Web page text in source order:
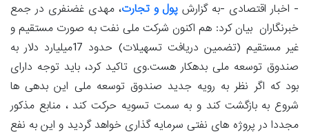
- اخبار اقتصادی -به گزارش پول و تجارت، مهدی غضنفری در جمع
خبرنگاران بیان کرد: هم اکنون شرکت ملی نفت به صورت مستقیم و
غیر مستقیم (تضمین دریافت تسهیلات) حدود 17میلیارد دلار به
صندوق توسعه ملی بدهکار هست.وی تاکید کرد، باید توجه دارای
بود که اگر نظر به رویه جدید صندوق توسعه ملی این بدهی ها
شروع به بازگشت کند و به سمت تسویه حرکت کند ، منابع مذکور
مجددا در پروژه های نفتی سرمایه گذاری خواهد گردید و این به نفع